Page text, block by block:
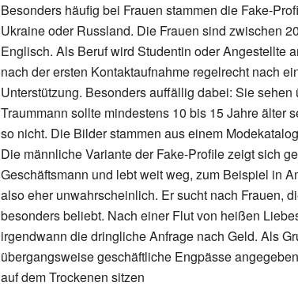
Besonders häufig bei Frauen stammen die Fake-
Ukraine oder Russland. Die Frauen sind zwischen
Englisch. Als Beruf wird Studentin oder Angestellte
nach der ersten Kontaktaufnahme regelrecht nach
Unterstützung. Besonders auffällig dabei: Sie
Traummann sollte mindestens 10 bis 15 Jahre älter
so nicht. Die Bilder stammen aus einem
Die männliche Variante der Fake-Profile zeigt sich
Geschäftsmann und lebt weit weg, zum Beispiel in
also eher unwahrscheinlich. Er sucht nach Frauen,
besonders beliebt. Nach einer Flut von heißen
irgendwann die dringliche Anfrage nach Geld. Als
übergangsweise geschäftliche Engpässe
auf dem Trockenen sitzen